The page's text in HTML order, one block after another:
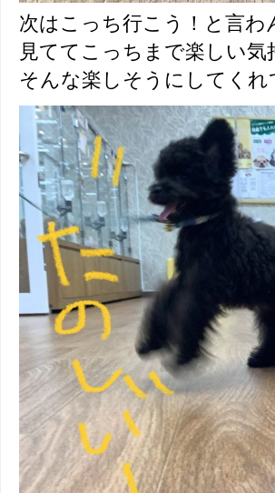
次はこっち行こう！と言
見ててこっちまで楽しい
そんな楽しそうにしてくれ